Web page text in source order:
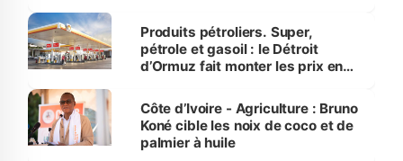
menacées
Produits pétroliers. Super,
pétrole et gasoil : le Détroit
d’Ormuz fait monter les prix en
Côte d’Ivoire - Agriculture : Bruno
Koné cible les noix de coco et de
palmier à huile